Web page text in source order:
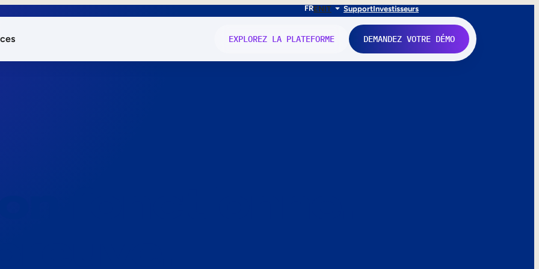
FRENIT SupportInvestisseurs
EXPLOREZ LA PLATEFORME DEMANDEZ VOTRE DÉMO